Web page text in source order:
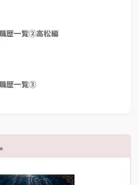
歴一覧②高松編
歴一覧③